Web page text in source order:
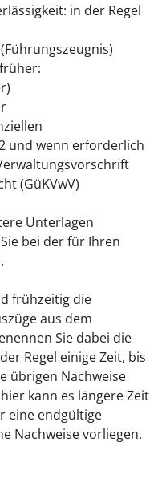
in der Regel
Führungszeugnis)
und wenn erforderlich
(GüKVwV)
Unterlagen
bei der für Ihren
frühzeitig die
aus dem
Sie dabei die
Regel einige Zeit, bis
übrigen Nachweise
kann es längere Zeit
eine endgültige
Nachweise vorliegen.